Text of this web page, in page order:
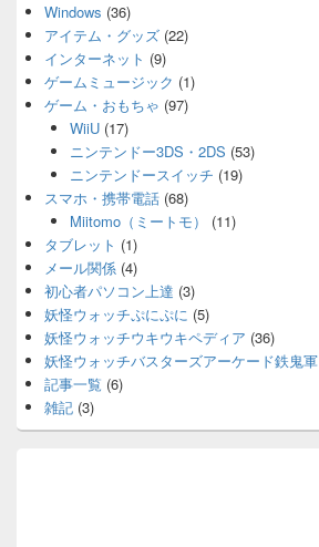
Windows (36)
アイテム・グッズ (22)
インターネット (9)
ゲームミュージック (1)
ゲーム・おもちゃ (97)
WiiU(17)
ニンテンドー3DS・2DS (53)
ニンテンドースイッチ (19)
スマホ・携帯電話 (68)
Miitomo（ミートモ）
(11)
タブレット (1)
メール関係 (4)
初心者パソコン上達 (3)
妖怪ウォッチぷにぷに (5)
妖怪ウォッチウキウキペディア (36)
妖怪ウォッチバスターズアーケード鉄鬼軍
記事一覧 (6)
雑記 (3)